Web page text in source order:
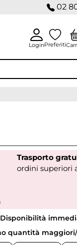
02
LoginPreferiti
Trasporto
ordini superiori
Disponibilità
quantità